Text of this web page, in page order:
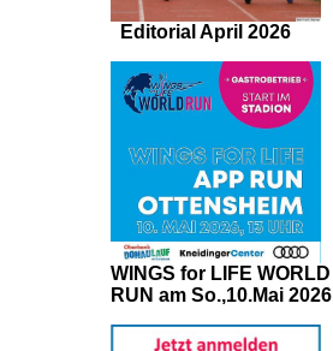
Editorial April 2026
WINGS for LIFE WORLD
RUN am So.,10.Mai 2026